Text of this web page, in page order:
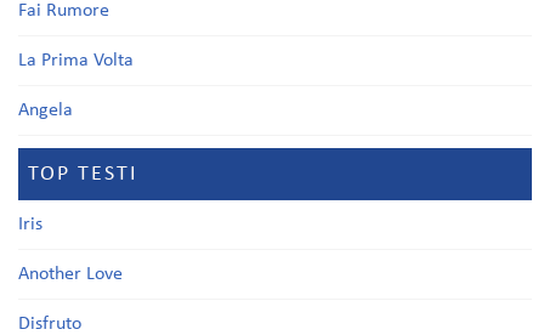
Fai Rumore
La Prima Volta
Angela
TOP TESTI
Iris
Another Love
Disfruto